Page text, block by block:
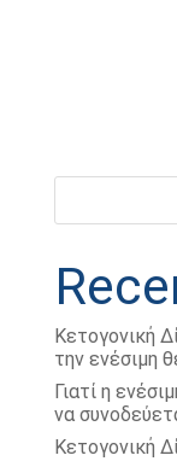
Κετογονική
την ενέσιμη
Γιατί η
να
Κετογονική